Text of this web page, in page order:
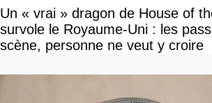
Un « vrai » dragon de House of
survole le Royaume-Uni : les
scène, personne ne veut y croire